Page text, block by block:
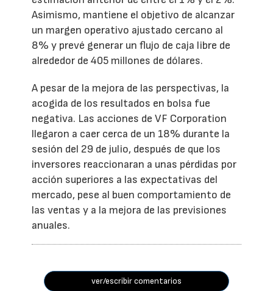
Asimismo, mantiene el objetivo de alcanzar
un margen operativo ajustado cercano al
8% y prevé generar un flujo de caja libre de
alrededor de 405 millones de dólares.
A pesar de la mejora de las perspectivas, la
acogida de los resultados en bolsa fue
negativa. Las acciones de VF Corporation
llegaron a caer cerca de un 18% durante la
sesión del 29 de julio, después de que los
inversores reaccionaran a unas pérdidas por
acción superiores a las expectativas del
mercado, pese al buen comportamiento de
las ventas y a la mejora de las previsiones
anuales.
ver/escribir comentarios